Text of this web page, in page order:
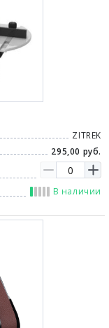
ZITREK
295,00 руб.
В наличии